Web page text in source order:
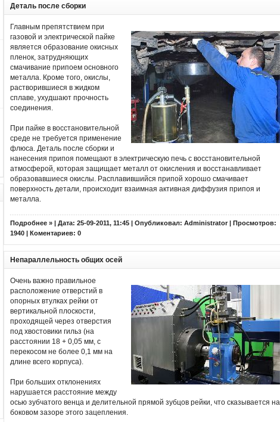
Деталь после сборки
Главным препятствием при
газовой и электрической пайке
является образование окисных
пленок, затрудняющих
смачивание припоем основного
металла. Кроме того, окислы,
растворившиеся в жидком
сплаве, ухудшают прочность
соединения.
При пайке в восстановительной
среде не требуется применение
флюса. Деталь после сборки и
нанесения припоя помещают в электрическую печь с восстановительной
атмосферой, которая защищает металл от окисления и восстанавливает
образовавшиеся окислы. Расплавившийся припой хорошо смачивает
поверхность детали, происходит взаимная активная диффузия припоя и
металла.
Подробнее » | Дата: 25-09-2011, 11:45 | Опубликовал: Administrator | Просмотров:
1940 | Коментариев: 0
Непараллельность общих осей
Очень важно правильное
расположение отверстий в
опорных втулках рейки от
вертикальной плоскости,
проходящей через отверстия
под хвостовики гильз (на
расстоянии 18 + 0,05 мм, с
перекосом не более 0,1 мм на
длине всего корпуса).
При больших отклонениях
нарушается расстояние между
осью зубчатого венца и делительной прямой зубцов рейки, что сказывается на
боковом зазоре этого зацепления.